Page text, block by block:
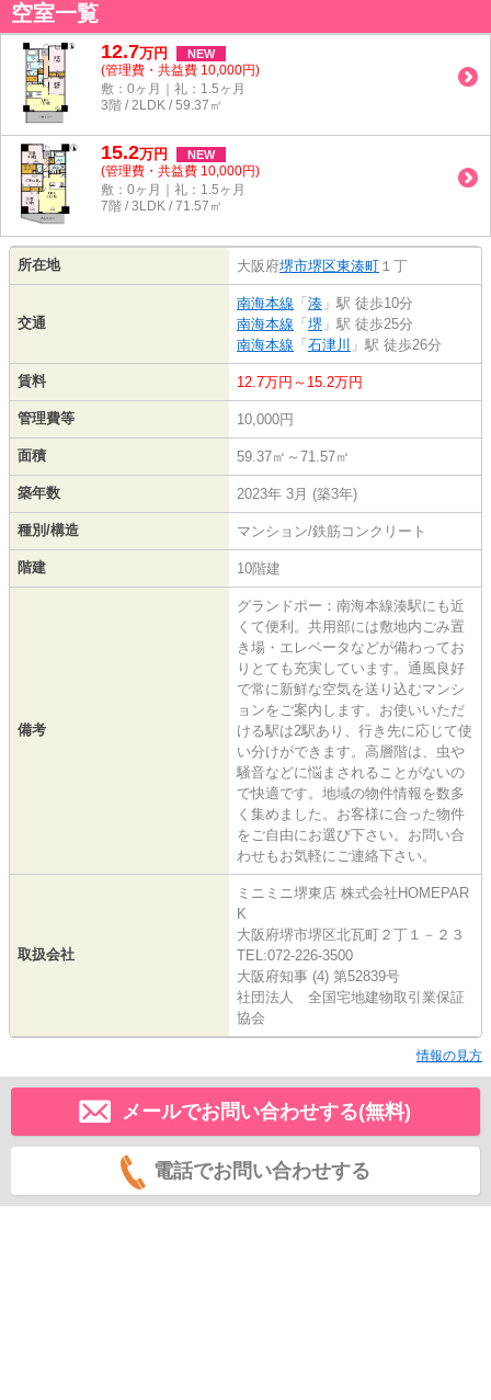
空室一覧
12.7万円 NEW
(管理費・共益費 10,000円)
敷：0ヶ月｜礼：1.5ヶ月
3階 / 2LDK / 59.37㎡
15.2万円 NEW
(管理費・共益費 10,000円)
敷：0ヶ月｜礼：1.5ヶ月
7階 / 3LDK / 71.57㎡
所在地 大阪府堺市堺区東湊町 １丁
交通
南海本線 「 湊 」駅 徒歩10分
南海本線 「 堺 」駅 徒歩25分
南海本線 「 石津川 」駅 徒歩26分
賃料 12.7万円～15.2万円
管理費等 10,000円
面積 59.37㎡～71.57㎡
築年数 2023年 3月 (築3年)
種別/構造 マンション/鉄筋コンクリート
階建 10階建
備考
グランドポー：南海本線湊駅にも近
くて便利。共用部には敷地内ごみ置
き場・エレベータなどが備わってお
りとても充実しています。通風良好
で常に新鮮な空気を送り込むマンシ
ョンをご案内します。お使いいただ
ける駅は2駅あり、行き先に応じて使
い分けができます。高層階は、虫や
騒音などに悩まされることがないの
で快適です。地域の物件情報を数多
く集めました。お客様に合った物件
をご自由にお選び下さい。お問い合
わせもお気軽にご連絡下さい。
取扱会社
ミニミニ堺東店 株式会社HOMEPAR
K
大阪府堺市堺区北瓦町２丁１－２３
TEL:072-226-3500
大阪府知事 (4) 第52839号
社団法人 全国宅地建物取引業保証
協会
情報の見方
メールでお問い合わせする(無料)
電話でお問い合わせする